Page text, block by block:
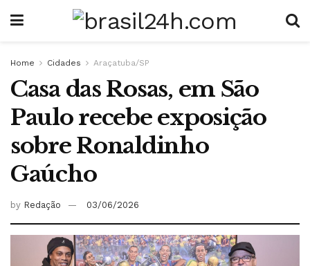
Home Cidades Araçatuba/SP
Casa das Rosas, em São
Paulo recebe exposição
sobre Ronaldinho
Gaúcho
by Redação 03/06/2026